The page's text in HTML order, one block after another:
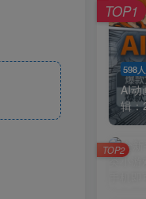
598
AI动
辑：
TOP1
TOP2